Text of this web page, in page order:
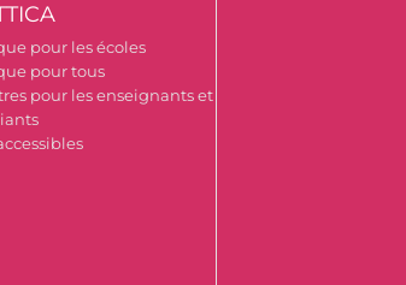
pour les écoles
pour tous
pour les enseignants et